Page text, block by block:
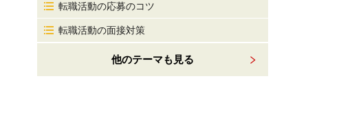
転職活動の応募のコツ
転職活動の面接対策
他のテーマも見る